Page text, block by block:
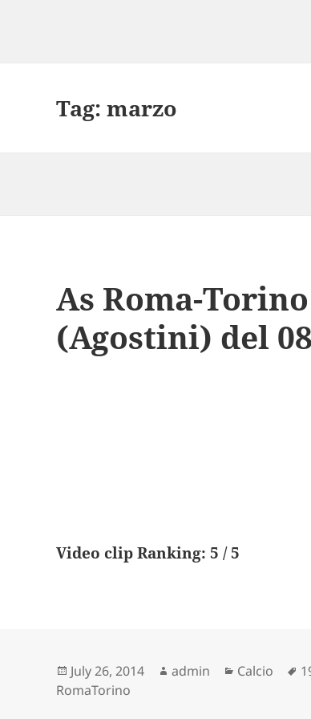
Tag:marzo
As Roma-
(Agostini) del
Video clip Ranking: 5 / 5
Posted
on
July 26, 2014 Author
admin Categories
Calcio
RomaTorino